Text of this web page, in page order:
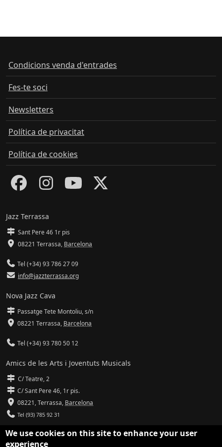
Condicions venda d'entrades
Fes-te soci
Newsletters
Política de privacitat
Política de cookies
Jazz Terrassa
Sant Pere 46 1r pis
08221 Terrassa, Barcelona
Tel (+34) 93 786 27 09
info@jazzterrassa.org
Nova Jazz Cava
Passatge Tete Montoliu, s/n
08221 Terrassa, Barcelona
Tel (+34) 93 780 50 12
Amics de les Arts i Joventuts Musicals
C/ Teatre, 2
C/ Sant Pere 46, 1r pis.
08221,Terrassa, Barcelona
Tel (93) 785 92 31
info@amicsdelesarts-jjmm.cat
We use cookies on this site to enhance your user
experience